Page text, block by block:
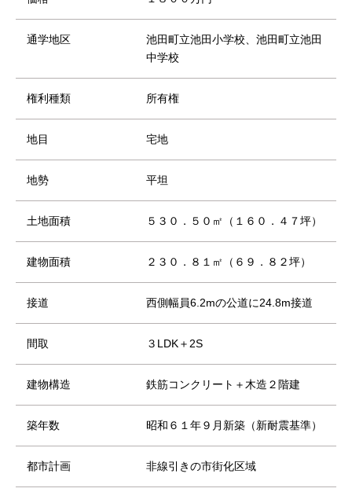
通学地区
池田町立池田小学校、池田町立池田
中学校
権利種類 所有権
地目 宅地
地勢 平坦
土地面積 ５３０．５０㎡（１６０．４７坪）
建物面積 ２３０．８１㎡（６９．８２坪）
接道 西側幅員6.2mの公道に24.8m接道
間取 ３LDK＋2S
建物構造 鉄筋コンクリート＋木造２階建
築年数 昭和６１年９月新築（新耐震基準）
都市計画 非線引きの市街化区域